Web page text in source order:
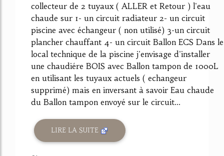
collecteur de 2 tuyaux ( ALLER et Retour ) l'eau
chaude sur 1- un circuit radiateur 2- un circuit
piscine avec échangeur ( non utilisé) 3-un circuit
plancher chauffant 4- un circuit Ballon ECS Dans le
local technique de la piscine j'envisage d'installer
une chaudiére BOIS avec Ballon tampon de 1000L
en utilisant les tuyaux actuels ( echangeur
supprimé) mais en inversant à savoir Eau chaude
du Ballon tampon envoyé sur le circuit...
LIRE LA SUITE